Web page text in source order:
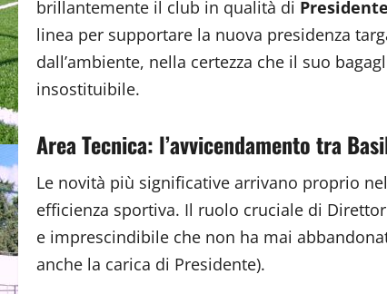
brillantemente il club in qualità di
linea per supportare la nuova presidenza
dall’ambiente, nella certezza che il suo
insostituibile.
Area Tecnica: l’avvicendamento tra
Le novità più significative arrivano proprio
efficienza sportiva. Il ruolo cruciale di
e imprescindibile che non ha mai
anche la carica di Presidente).